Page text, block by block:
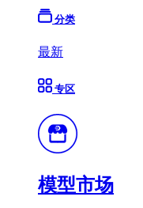
分类
最新
专区
模型市场